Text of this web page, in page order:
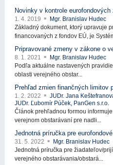
Novinky v kontrole
1. 4. 2019
Mgr. Branislav Hudec
Základný dokument, ktorý upravuje
financovaných z fondov EÚ, je
Pripravované zmeny v zákone o
8. 1. 2021
Mgr. Branislav Hudec
Podľa aktuálne nastavených
oblasti verejného obstar...
Prehľad zmien finančných limitov
1. 2. 2022 JUDr. Jana
JUDr. Ľubomír Púček, PanGen s.r.o.
Článok prehľadnou formou
verejnom obstarávaní pre nadli...
Jednotná príručka pre
31. 5. 2022
Mgr. Branislav Hudec
Jednotná príručka pre žiadateľov/
verejného obstarávania/obstará...